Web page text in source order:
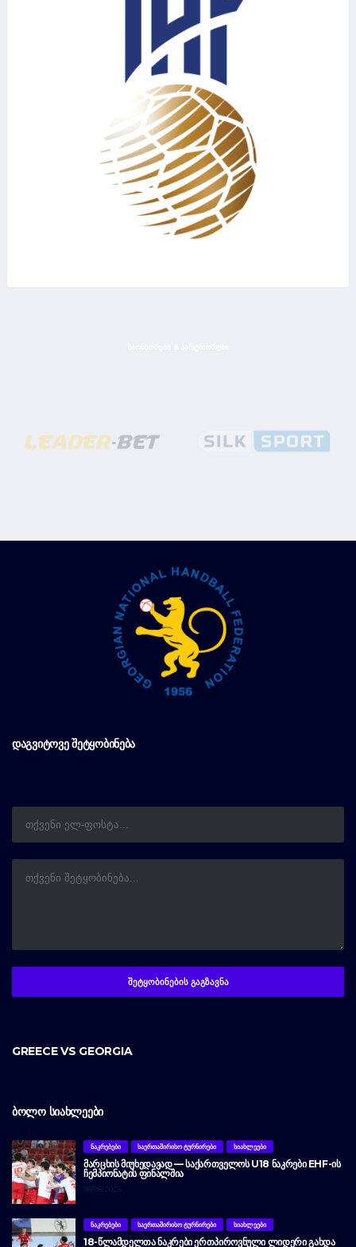
ᲓᲐᲒᲕᲘᲢᲝᲕᲔ ᲨᲔᲢᲧᲝᲑᲘᲜᲔᲑᲐ
GREECE VS GEORGIA
ᲑᲝᲚᲝ ᲡᲘᲐᲮᲚᲔᲔᲑᲘ
ᲜᲐᲙᲠᲔᲑᲔᲑᲘ ᲡᲐᲔᲠᲗᲐᲨᲘᲠᲘᲡᲝ ᲢᲣᲠᲜᲘᲠᲔᲑᲘ ᲡᲘᲐᲮᲚᲔᲔᲑᲘ
ᲛᲐᲠᲪᲮᲘᲡ ᲛᲘᲣᲮᲔᲓᲐᲕᲐᲓ — ᲡᲐᲥᲐᲠᲗᲕᲔᲚᲝᲡ U18 ᲜᲐᲙᲠᲔᲑᲘ EHF-ᲘᲡ
ᲩᲔᲛᲞᲘᲝᲜᲐᲢᲘᲡ ᲤᲘᲜᲐᲚᲨᲘᲐ
08/08/2026
ᲜᲐᲙᲠᲔᲑᲔᲑᲘ ᲡᲐᲔᲠᲗᲐᲨᲘᲠᲘᲡᲝ ᲢᲣᲠᲜᲘᲠᲔᲑᲘ ᲡᲘᲐᲮᲚᲔᲔᲑᲘ
18-ᲬᲚᲐᲛᲓᲔᲚᲗᲐ ᲜᲐᲙᲠᲔᲑᲘ ᲔᲠᲗᲞᲘᲠᲝᲕᲜᲣᲚᲘ ᲚᲘᲓᲔᲠᲘ ᲒᲐᲮᲓᲐ